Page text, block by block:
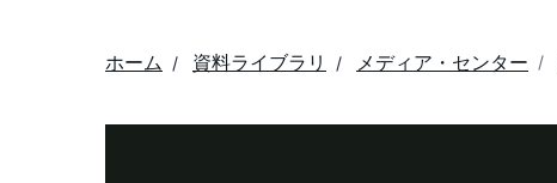
ホーム 資料ライブラリ メディア・センター